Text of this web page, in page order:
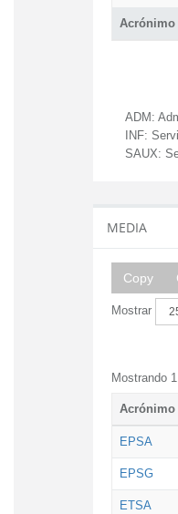
Acrónimo
ADM:
INF:
SAUX:
MEDIA
Copy
Mostrar
Mostrando
Acrónimo
EPSA
EPSG
ETSA